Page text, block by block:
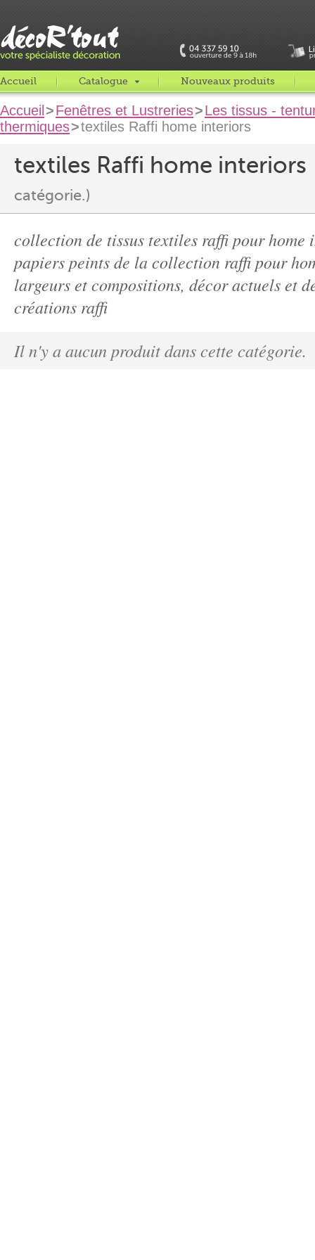
Accueil Catalogue Nouveaux produits
Accueil >Fenêtres et Lustreries>Les tissus -
thermiques>textiles Raffi home interiors
textiles Raffi home interiors
catégorie.)
collection de tissus textiles raffi pour home
papiers peints de la collection raffi pour
largeurs et compositions, décor actuels et
créations raffi
Il n'y a aucun produit dans cette catégorie.